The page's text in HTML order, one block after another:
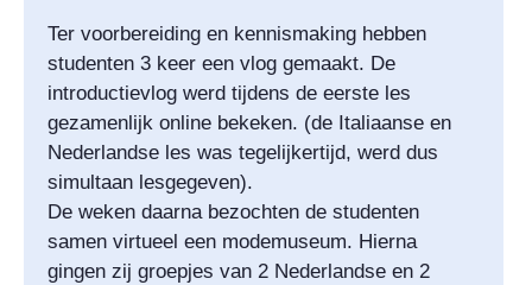
Ter voorbereiding en kennismaking hebben
studenten 3 keer een vlog gemaakt. De
introductievlog werd tijdens de eerste les
gezamenlijk online bekeken. (de Italiaanse en
Nederlandse les was tegelijkertijd, werd dus
simultaan lesgegeven).
De weken daarna bezochten de studenten
samen virtueel een modemuseum. Hierna
gingen zij groepjes van 2 Nederlandse en 2